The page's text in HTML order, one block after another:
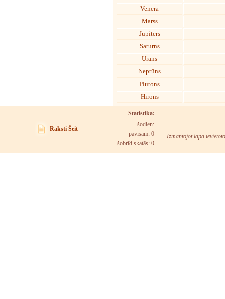
Venēra
Marss
Jupiters
Saturns
Urāns
Neptūns
Plutons
Hīrons
Raksti Šeit
Statistika:
šodien:
pavisam: 0
šobrīd skatās: 0
Izmantojot lapā